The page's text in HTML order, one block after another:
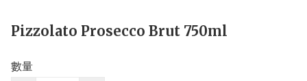
Pizzolato Prosecco Brut 750ml
數量